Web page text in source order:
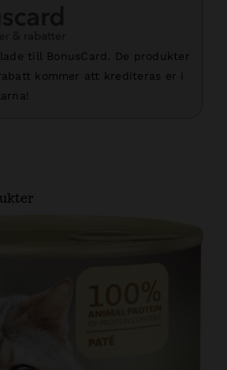
till BonusCard. De produkter
kommer att krediteras er i